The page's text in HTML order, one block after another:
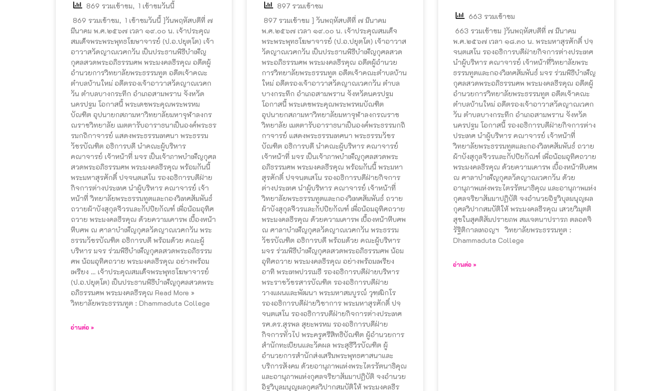
869 รวมเข้าชม, 1 เข้าชมวันนี้
869 รวมเข้าชม, 1 เข้าชมวันนี้ ]วันพฤหัสบดีที่ ๗
มีนาคม พ.ศ.๒๕๖๗ เวลา ๑๙.๐๐ น. เจ้าประคุณ
สมเด็จพระพระพุทธโฆษาจารย์ (ป.อ.ปยุตฺโต) เจ้า
อาวาสวัดญาณเวศกวัน เป็นประธานพิธีบำเพ็ญ
กุศลสวดพระอภิธรรมศพ พระมงคลธีรคุณ อดีตผู้
อำนวยการวิทยาลัยพระธรรมทูต อดีตเจ้าคณะ
ตำบลบ้านใหม่ อดีตรองเจ้าอาวาสวัดญาณเวศก
วัน ตำบลบางกระทึก อำเภอสามพราน จังหวัด
นครปฐม โอกาสนี้ พระเดชพระคุณพระพรหม
บัณฑิต อุปนายกสภามหาวิทยาลัยมหาจุฬาลงกร
ณราชวิทยาลัย เมตตารับอาราธนาเป็นองค์พระธร
รมกถิกาจารย์ แสดงพระธรรมเทศนา พระธรรม
วัชรบัณฑิต อธิการบดี นำคณะผู้บริหาร
คณาจารย์ เจ้าหน้าที่ มจร เป็นเจ้าภาพบำเพ็ญกุศล
สวดพระอภิธรรมศพ พระมงคลธีรคุณ พร้อมกันนี้
พระมหาสุรศักดิ์ ปจฺจนฺตเสโน รองอธิการบดีฝ่าย
กิจการต่างประเทศ นำผู้บริหาร คณาจารย์ เจ้า
หน้าที่ วิทยาลัยพระธรรมทูตและกองวิเทศสัมพันธ์
ถวายผ้าบังสุกุลจีวรและกัปปิยกัณฑ์ เพื่อน้อมอุทิศ
ถวาย พระมงคลธีรคุณ ด้วยความเคารพ เบื้องหน้า
หีบศพ ณ ศาลาบำเพ็ญกุศลวัดญาณเวศกวัน พระ
ธรรมวัชรบัณฑิต อธิการบดี พร้อมด้วย คณะผู้
บริหาร มจร ร่วมพิธีบำเพ็ญกุศลสวดพระอภิธรรม
ศพ น้อมอุทิศถวาย พระมงคลธีรคุณ อย่างพร้อม
เพรียง … เจ้าประคุณสมเด็จพระพุทธโฆษาจารย์
(ป.อ.ปยุตฺโต) เป็นประธานพิธีบำเพ็ญกุศลสวดพระ
อภิธรรมศพ พระมงคลธีรคุณ Read More »
วิทยาลัยพระธรรมทูต : Dhammaduta College
อ่านต่อ »
897 รวมเข้าชม
897 รวมเข้าชม ] วันพฤหัสบดีที่ ๗ มีนาคม
พ.ศ.๒๕๖๗ เวลา ๑๙.๐๐ น. เจ้าประคุณสมเด็จ
พระพระพุทธโฆษาจารย์ (ป.อ.ปยุตฺโต) เจ้าอาวาส
วัดญาณเวศกวัน เป็นประธานพิธีบำเพ็ญกุศลสวด
พระอภิธรรมศพ พระมงคลธีรคุณ อดีตผู้อำนวย
การวิทยาลัยพระธรรมทูต อดีตเจ้าคณะตำบลบ้าน
ใหม่ อดีตรองเจ้าอาวาสวัดญาณเวศกวัน ตำบล
บางกระทึก อำเภอสามพราน จังหวัดนครปฐม
โอกาสนี้ พระเดชพระคุณพระพรหมบัณฑิต
อุปนายกสภามหาวิทยาลัยมหาจุฬาลงกรณราช
วิทยาลัย เมตตารับอาราธนาเป็นองค์พระธรรมกถิ
กาจารย์ แสดงพระธรรมเทศนา พระธรรมวัชร
บัณฑิต อธิการบดี นำคณะผู้บริหาร คณาจารย์
เจ้าหน้าที่ มจร เป็นเจ้าภาพบำเพ็ญกุศลสวดพระ
อภิธรรมศพ พระมงคลธีรคุณ พร้อมกันนี้ พระมหา
สุรศักดิ์ ปจฺจนฺตเสโน รองอธิการบดีฝ่ายกิจการ
ต่างประเทศ นำผู้บริหาร คณาจารย์ เจ้าหน้าที่
วิทยาลัยพระธรรมทูตและกองวิเทศสัมพันธ์ ถวาย
ผ้าบังสุกุลจีวรและกัปปิยกัณฑ์ เพื่อน้อมอุทิศถวาย
พระมงคลธีรคุณ ด้วยความเคารพ เบื้องหน้าหีบศพ
ณ ศาลาบำเพ็ญกุศลวัดญาณเวศกวัน พระธรรม
วัชรบัณฑิต อธิการบดี พร้อมด้วย คณะผู้บริหาร
มจร ร่วมพิธีบำเพ็ญกุศลสวดพระอภิธรรมศพ น้อม
อุทิศถวาย พระมงคลธีรคุณ อย่างพร้อมเพรียง
อาทิ พระเทพปวรเมธี รองอธิการบดีฝ่ายบริหาร
พระราชวัชรสารบัณฑิต รองอธิการบดีฝ่าย
วางแผนและพัฒนา พระมหาสมบูรณ์ วุฑฺฒิกโร
รองอธิการบดีฝ่ายวิชาการ พระมหาสุรศักดิ์ ปจฺ
จนฺตเสโน รองอธิการบดีฝ่ายกิจการต่างประเทศ
รศ.ดร.สุรพล สุยะพรหม รองอธิการบดีฝ่าย
กิจการทั่วไป พระครูศรีสิทธิบัณฑิต ผู้อำนวยการ
สำนักทะเบียนและวัดผล พระสุธีวีรบัณฑิต ผู้
อำนวยการสำนักส่งเสริมพระพุทธศาสนาและ
บริการสังคม ด้วยอานุภาพแห่งพระไตรรัตนาธิคุณ
และอานุภาพแห่งกุศลจริยาสัมมาปฏิบัติ จงอำนวย
อิฐวิบุลมนุญผลกุศลวิปากสมบัติให้ พระมงคลธีร
663 รวมเข้าชม
663 รวมเข้าชม ]วันพฤหัสบดีที่ ๗ มีนาคม
พ.ศ.๒๕๖๗ เวลา ๑๘.๓๐ น. พระมหาสุรศักดิ์ ปจฺ
จนฺตเสโน รองอธิการบดีฝ่ายกิจการต่างประเทศ
นำผู้บริหาร คณาจารย์ เจ้าหน้าที่วิทยาลัยพระ
ธรรมทูตและกองวิเทศสัมพันธ์ มจร ร่วมพิธีบำเพ็ญ
กุศลสวดพระอภิธรรมศพ พระมงคลธีรคุณ อดีตผู้
อำนวยการวิทยาลัยพระธรรมทูต อดีตเจ้าคณะ
ตำบลบ้านใหม่ อดีตรองเจ้าอาวาสวัดญาณเวศก
วัน ตำบลบางกระทึก อำเภอสามพราน จังหวัด
นครปฐม โอกาสนี้ รองอธิการบดีฝ่ายกิจการต่าง
ประเทศ นำผู้บริหาร คณาจารย์ เจ้าหน้าที่
วิทยาลัยพระธรรมทูตและกองวิเทศสัมพันธ์ ถวาย
ผ้าบังสุกุลจีวรและกัปปิยกัณฑ์ เพื่อน้อมอุทิศถวาย
พระมงคลธีรคุณ ด้วยความเคารพ เบื้องหน้าหีบศพ
ณ ศาลาบำเพ็ญกุศลวัดญาณเวศกวัน ด้วย
อานุภาพแห่งพระไตรรัตนาธิคุณ และอานุภาพแห่ง
กุศลจริยาสัมมาปฏิบัติ จงอำนวยอิฐวิบุลมนุญผล
กุศลวิปากสมบัติให้ พระมงคลธีรคุณ เสวยวิมุตติ
สุขในสุคติสัมปรายภพ สมเจตนาปรารภ ตลอดจิ
รัฐิติกาลเทอญฯ วิทยาลัยพระธรรมทูต :
Dhammaduta College
อ่านต่อ »